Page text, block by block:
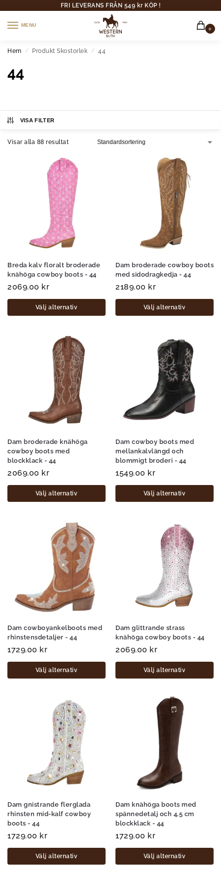
FRI LEVERANS FRÅN 549 kr KÖP !
MENU
0
Hem / Produkt Skostorlek / 44
44
VISA FILTER
Visar alla 88 resultat
Breda kalv floralt broderade
knähöga cowboy boots - 44
2069.00 kr
Välj alternativ
Dam broderade cowboy boots
med sidodragkedja - 44
2189.00 kr
Välj alternativ
Dam broderade knähöga
cowboy boots med
blockklack - 44
2069.00 kr
Välj alternativ
Dam cowboy boots med
mellankalvlängd och
blommigt broderi - 44
1549.00 kr
Välj alternativ
Dam cowboyankelboots med
rhinstensdetaljer - 44
1729.00 kr
Välj alternativ
Dam glittrande strass
knähöga cowboy boots - 44
2069.00 kr
Välj alternativ
Dam gnistrande flerglada
rhinsten mid-kalf cowboy
boots - 44
1729.00 kr
Välj alternativ
Dam knähöga boots med
spännedetalj och 4,5 cm
blockklack - 44
1729.00 kr
Välj alternativ